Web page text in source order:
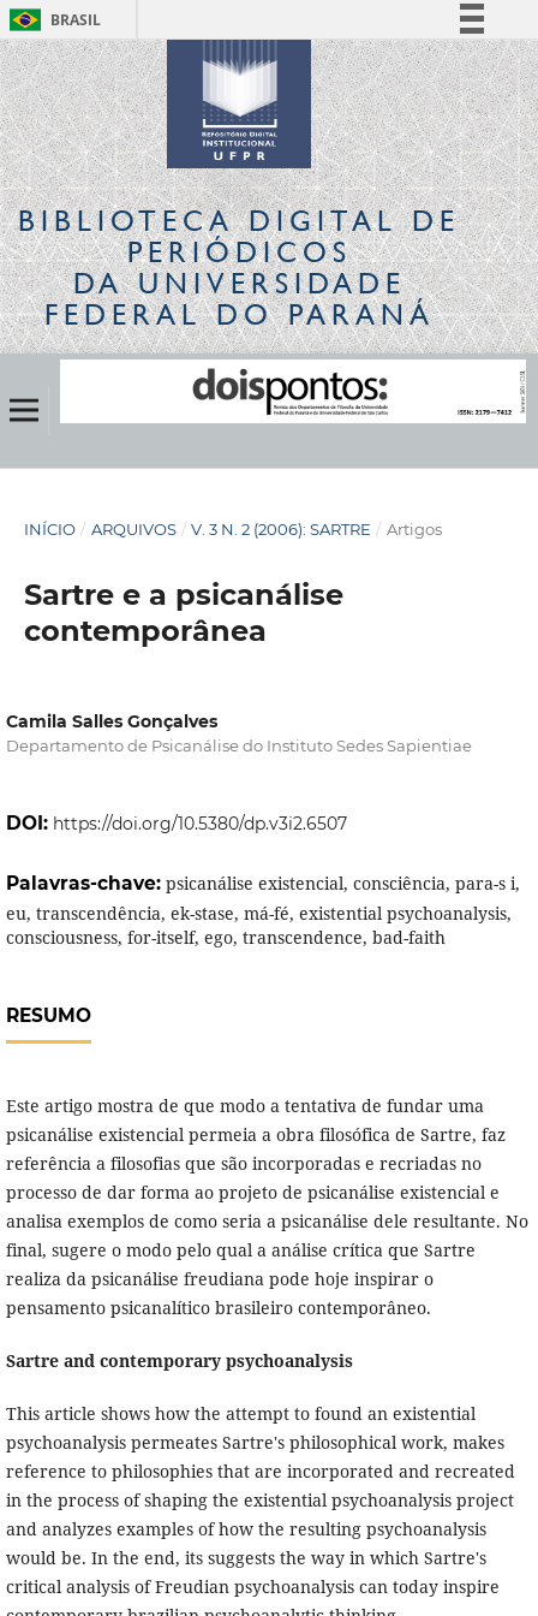
BRASIL
Simplifique!
Comunica BR
Participe
Acesso à informação
Legislação
Canais
BIBLIOTECA DIGITALDE
PERIÓDICOS
DA UNIVERSIDADE
FEDERAL DO PARANÁ
INÍCIO / ARQUIVOS / V. 3 N. 2 (2006): SARTRE / Artigos
Sartre e a psicanálise
contemporânea
Camila Salles Gonçalves
Departamento de Psicanálise do Instituto Sedes Sapientiae
DOI: https://doi.org/10.5380/dp.v3i2.6507
Palavras-chave: psicanálise existencial, consciência, para-s i,
eu, transcendência, ek-stase, má-fé, existential psychoanalysis,
consciousness, for-itself, ego, transcendence, bad-faith
RESUMO
Este artigo mostra de que modo a tentativa de fundar uma
psicanálise existencial permeia a obra filosófica de Sartre, faz
referência a filosofias que são incorporadas e recriadas no
processo de dar forma ao projeto de psicanálise existencial e
analisa exemplos de como seria a psicanálise dele resultante. No
final, sugere o modo pelo qual a análise crítica que Sartre
realiza da psicanálise freudiana pode hoje inspirar o
pensamento psicanalítico brasileiro contemporâneo.
Sartre and contemporary psychoanalysis
This article shows how the attempt to found an existential
psychoanalysis permeates Sartre's philosophical work, makes
reference to philosophies that are incorporated and recreated
in the process of shaping the existential psychoanalysis project
and analyzes examples of how the resulting psychoanalysis
would be. In the end, its suggests the way in which Sartre's
critical analysis of Freudian psychoanalysis can today inspire